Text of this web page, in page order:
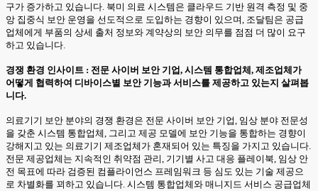
구가 증가하고 있습니다. 북미 의료 시스템은 클라우드 기반 원격 측정 및 중
앙 집중식 보안 운영을 선도적으로 도입하는 경향이 있으며, 조달팀은 공급
업체에게 부품의 상세 출처 정보와 계약상의 보안 의무를 점점 더 많이 요구
하고 있습니다.
경쟁 환경 인사이트 : 전문 사이버 보안 기업, 시스템 통합업체, 제조업체가
어떻게 협력하여 디바이스별 보안 기능과 서비스를 제공하고 있는지 살펴봅
니다.
의료기기 보안 분야의 경쟁 환경은 전문 사이버 보안 기업, 임상 분야 전문성
을 갖춘 시스템 통합업체, 그리고 제공 모델에 보안 기능을 통합하는 경향이
강해지고 있는 의료기기 제조업체가 혼재되어 있는 특징을 가지고 있습니다.
전문 제공업체는 지속적인 취약점 관리, 기기별 사고 대응 플레이북, 임상 안
전 목표에 따라 검증된 컴플라이언스 프레임워크 등 심도 있는 기술 제공으
로 차별화를 꾀하고 있습니다. 시스템 통합업체와 매니지드 서비스 공급업체